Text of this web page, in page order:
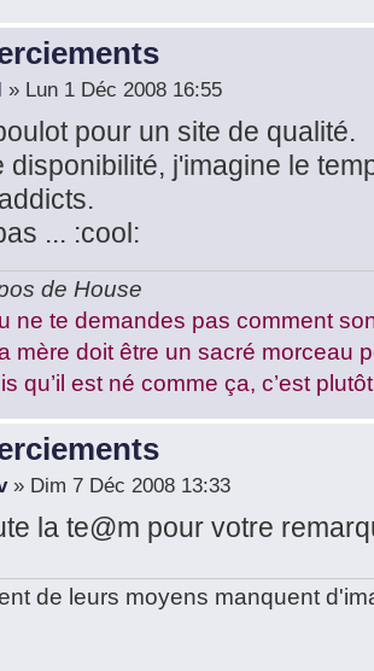
» Lun 1 Déc 2008 16:55
pour un site de qualité.
disponibilité, j'imagine le
... :cool:
de House
ne te demandes pas comment
mère doit être un sacré morceau
qu’il est né comme ça, c’est
» Dim 7 Déc 2008 13:33
la te@m pour votre
de leurs moyens manquent